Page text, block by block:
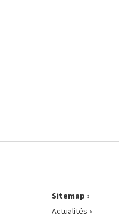
Sitemap
Actualités